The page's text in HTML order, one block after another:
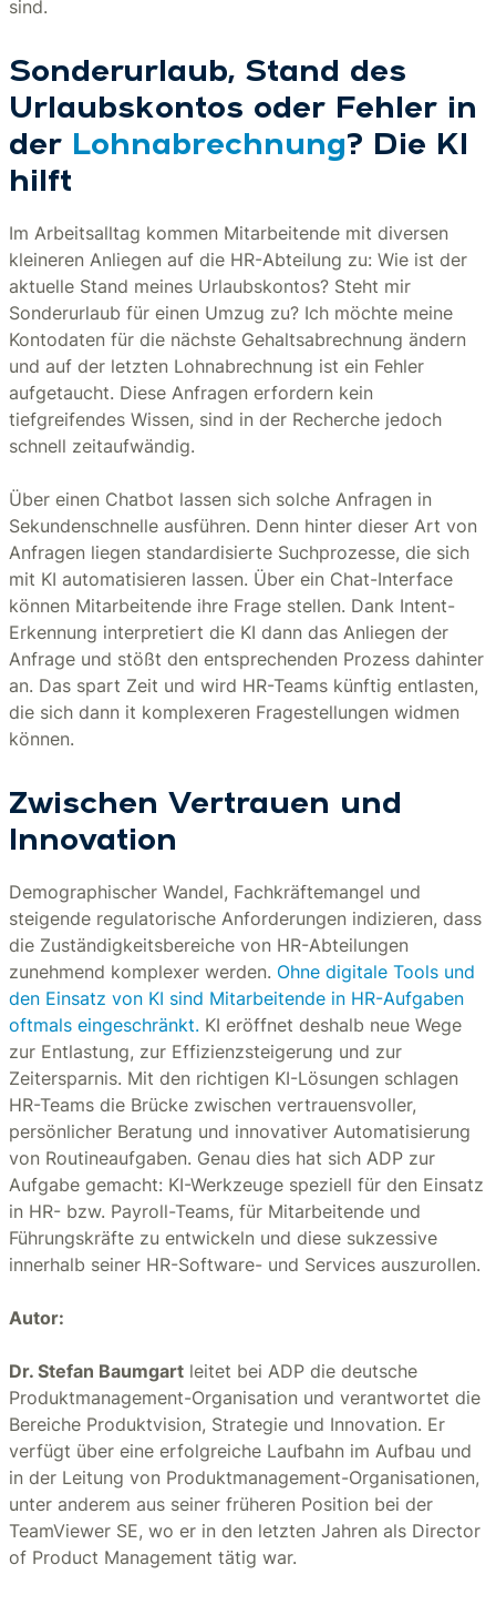
sind.
Sonderurlaub, Stand des
Urlaubskontos oder Fehler in
der Lohnabrechnung? Die KI
hilft
Im Arbeitsalltag kommen Mitarbeitende mit diversen
kleineren Anliegen auf die HR-Abteilung zu: Wie ist der
aktuelle Stand meines Urlaubskontos? Steht mir
Sonderurlaub für einen Umzug zu? Ich möchte meine
Kontodaten für die nächste Gehaltsabrechnung ändern
und auf der letzten Lohnabrechnung ist ein Fehler
aufgetaucht. Diese Anfragen erfordern kein
tiefgreifendes Wissen, sind in der Recherche jedoch
schnell zeitaufwändig.
Über einen Chatbot lassen sich solche Anfragen in
Sekundenschnelle ausführen. Denn hinter dieser Art von
Anfragen liegen standardisierte Suchprozesse, die sich
mit KI automatisieren lassen. Über ein Chat-Interface
können Mitarbeitende ihre Frage stellen. Dank Intent-
Erkennung interpretiert die KI dann das Anliegen der
Anfrage und stößt den entsprechenden Prozess dahinter
an. Das spart Zeit und wird HR-Teams künftig entlasten,
die sich dann it komplexeren Fragestellungen widmen
können.
Zwischen Vertrauen und
Innovation
Demographischer Wandel, Fachkräftemangel und
steigende regulatorische Anforderungen indizieren, dass
die Zuständigkeitsbereiche von HR-Abteilungen
zunehmend komplexer werden. Ohne digitale Tools und
den Einsatz von KI sind Mitarbeitende in HR-Aufgaben
oftmals eingeschränkt. KI eröffnet deshalb neue Wege
zur Entlastung, zur Effizienzsteigerung und zur
Zeitersparnis. Mit den richtigen KI-Lösungen schlagen
HR-Teams die Brücke zwischen vertrauensvoller,
persönlicher Beratung und innovativer Automatisierung
von Routineaufgaben. Genau dies hat sich ADP zur
Aufgabe gemacht: KI-Werkzeuge speziell für den Einsatz
in HR- bzw. Payroll-Teams, für Mitarbeitende und
Führungskräfte zu entwickeln und diese sukzessive
innerhalb seiner HR-Software- und Services auszurollen.
Autor:
Dr. Stefan Baumgart leitet bei ADP die deutsche
Produktmanagement-Organisation und verantwortet die
Bereiche Produktvision, Strategie und Innovation. Er
verfügt über eine erfolgreiche Laufbahn im Aufbau und
in der Leitung von Produktmanagement-Organisationen,
unter anderem aus seiner früheren Position bei der
TeamViewer SE, wo er in den letzten Jahren als Director
of Product Management tätig war.